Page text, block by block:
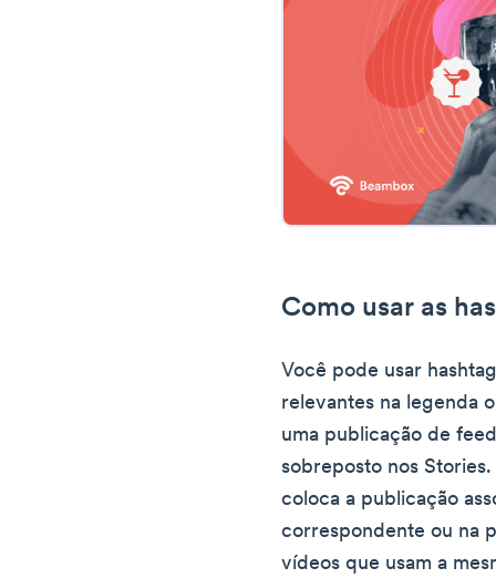
Como usar as
Você pode usar
relevantes na legenda
uma publicação de
sobreposto nos
coloca a publicação
correspondente ou na
vídeos que usam a